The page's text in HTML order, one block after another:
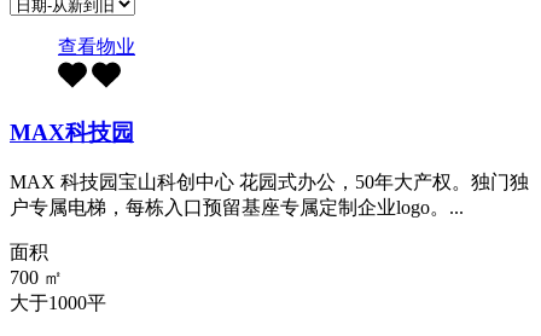
查看物业
MAX科技园
MAX 科技园宝山科创中心 花园式办公，50年大产权。独门独
户专属电梯，每栋入口预留基座专属定制企业logo。...
面积
700 ㎡
大于1000平